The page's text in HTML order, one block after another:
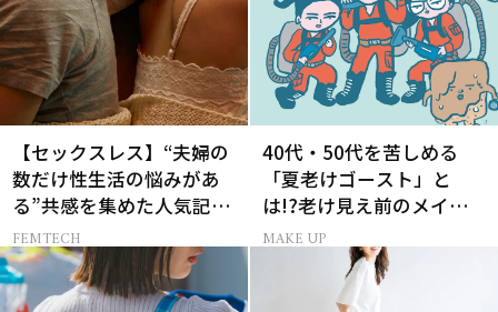
【セックスレス】“夫婦の
数だけ性生活の悩みがあ
る”共感を集めた人気記事
10選
FEMTECH
40代・50代を苦しめる
「夏老けゴースト」と
は!?老け見え前のメイク
くずれ＆くすみ対策
MAKE UP